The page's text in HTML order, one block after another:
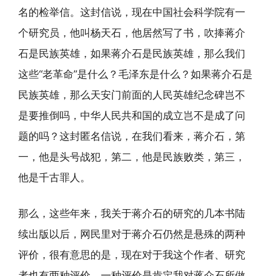
名的检举信。这封信说，现在中国社会科学院有一
个研究员，他叫杨天石，他居然写了书，吹捧蒋介
石是民族英雄，如果蒋介石是民族英雄，那么我们
这些“老革命”是什么？毛泽东是什么？如果蒋介石是
民族英雄，那么天安门前面的人民英雄纪念碑岂不
是要推倒吗，中华人民共和国的成立岂不是成了问
题的吗？这封匿名信说，在我们看来，蒋介石，第
一，他是头号战犯，第二，他是民族败类，第三，
他是千古罪人。
那么，这些年来，我关于蒋介石的研究的几本书陆
续出版以后，网民里对于蒋介石仍然是悬殊的两种
评价，很有意思的是，现在对于我这个作者、研究